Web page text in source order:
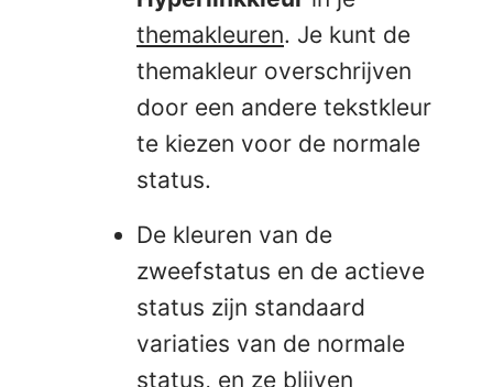
themakleuren. Je kunt de
themakleur overschrijven
door een andere tekstkleur
te kiezen voor de normale
status.
De kleuren van de
zweefstatus en de actieve
status zijn standaard
variaties van de normale
status, en ze blijven